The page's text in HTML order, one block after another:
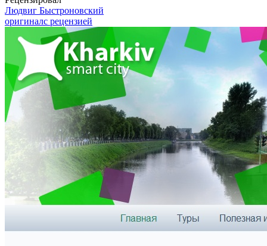
Людвиг Быстроновский
оригиналс рецензией